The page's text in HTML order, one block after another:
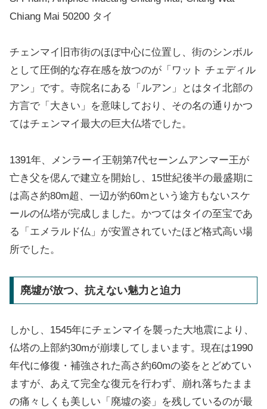
Chiang Mai 50200 タイ
チェンマイ旧市街のほぼ中心に位置し、街のシンボル
として圧倒的な存在感を放つのが「ワット チェディル
アン」です。寺院名にある「ルアン」とはタイ北部の
方言で「大きい」を意味しており、その名の通りかつ
てはチェンマイ最大の巨大仏塔でした。
1391年、メンラーイ王朝第7代セーンムアンマー王が
亡き父を偲んで建立を開始し、15世紀後半の最盛期に
は高さ約80m超、一辺が約60mという途方もないスケ
ールの仏塔が完成しました。かつてはタイの至宝であ
る「エメラルド仏」が安置されていたほど格式高い場
所でした。
廃墟が放つ、抗えない魅力と迫力
しかし、1545年にチェンマイを襲った大地震により、
仏塔の上部約30mが崩壊してしまいます。現在は1990
年代に修復・補強された高さ約60mの姿をとどめてい
ますが、あえて完全な復元を行わず、崩れ落ちたまま
の痛々しくも美しい「廃墟の姿」を残しているのが最